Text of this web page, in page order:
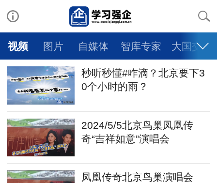
视频 图片 自媒体 智库专家 大国交通
秒听秒懂#咋滴？北京要下3
0个小时的雨？
2024/5/5北京鸟巢凤凰传
奇“吉祥如意”演唱会
凤凰传奇北京鸟巢演唱会